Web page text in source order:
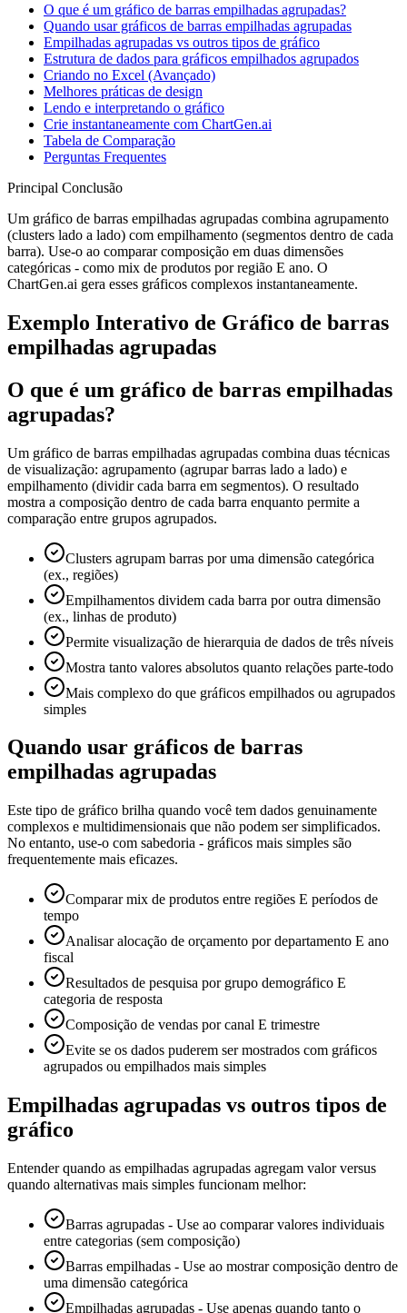
O que é um gráfico de barras empilhadas agrupadas?
Quando usar gráficos de barras empilhadas agrupadas
Empilhadas agrupadas vs outros tipos de gráfico
Estrutura de dados para gráficos empilhados agrupados
Criando no Excel (Avançado)
Melhores práticas de design
Lendo e interpretando o gráfico
Crie instantaneamente com ChartGen.ai
Tabela de Comparação
Perguntas Frequentes
Principal Conclusão
Um gráfico de barras empilhadas agrupadas combina agrupamento
(clusters lado a lado) com empilhamento (segmentos dentro de cada
barra). Use-o ao comparar composição em duas dimensões
categóricas - como mix de produtos por região E ano. O
ChartGen.ai gera esses gráficos complexos instantaneamente.
Exemplo Interativo de Gráfico de barras
empilhadas agrupadas
O que é um gráfico de barras empilhadas
agrupadas?
Um gráfico de barras empilhadas agrupadas combina duas técnicas
de visualização: agrupamento (agrupar barras lado a lado) e
empilhamento (dividir cada barra em segmentos). O resultado
mostra a composição dentro de cada barra enquanto permite a
comparação entre grupos agrupados.
Clusters agrupam barras por uma dimensão categórica
(ex., regiões)
Empilhamentos dividem cada barra por outra dimensão
(ex., linhas de produto)
Permite visualização de hierarquia de dados de três níveis
Mostra tanto valores absolutos quanto relações parte-todo
Mais complexo do que gráficos empilhados ou agrupados
simples
Quando usar gráficos de barras
empilhadas agrupadas
Este tipo de gráfico brilha quando você tem dados genuinamente
complexos e multidimensionais que não podem ser simplificados.
No entanto, use-o com sabedoria - gráficos mais simples são
frequentemente mais eficazes.
Comparar mix de produtos entre regiões E períodos de
tempo
Analisar alocação de orçamento por departamento E ano
fiscal
Resultados de pesquisa por grupo demográfico E
categoria de resposta
Composição de vendas por canal E trimestre
Evite se os dados puderem ser mostrados com gráficos
agrupados ou empilhados mais simples
Empilhadas agrupadas vs outros tipos de
gráfico
Entender quando as empilhadas agrupadas agregam valor versus
quando alternativas mais simples funcionam melhor:
Barras agrupadas - Use ao comparar valores individuais
entre categorias (sem composição)
Barras empilhadas - Use ao mostrar composição dentro de
uma dimensão categórica
Empilhadas agrupadas - Use apenas quando tanto o